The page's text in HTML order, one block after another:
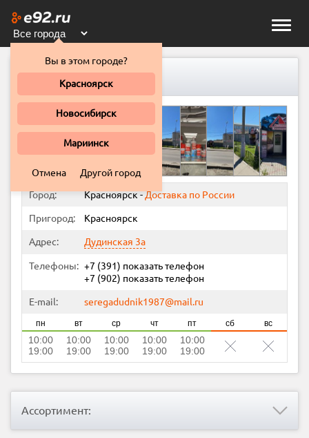
Toggle
Вы в этом городе?
Красноярск
Новосибирск
Мариинск
Отмена Другой город
АвтоЗапРос/Автогавань
Город: Красноярск-Доставка по России
Пригород: Красноярск
Адрес: Дудинская 3а
Телефоны: +7 (391) показать телефон
+7 (902) показать телефон
E-mail: seregadudnik1987@mail.ru
пн вт ср чт пт сб вс
10:00
19:00
10:00
19:00
10:00
19:00
10:00
19:00
10:00
19:00
Ассортимент: